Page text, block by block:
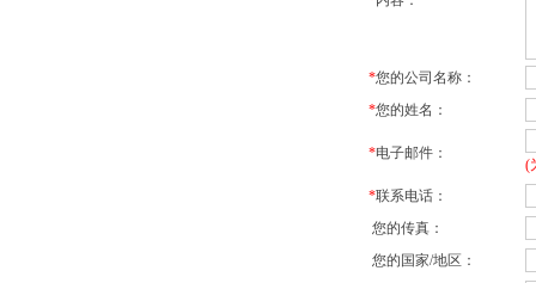
*您的公司名称：
*您的姓名：
*电子邮件：
(
*联系电话：
您的传真：
您的国家/地区：